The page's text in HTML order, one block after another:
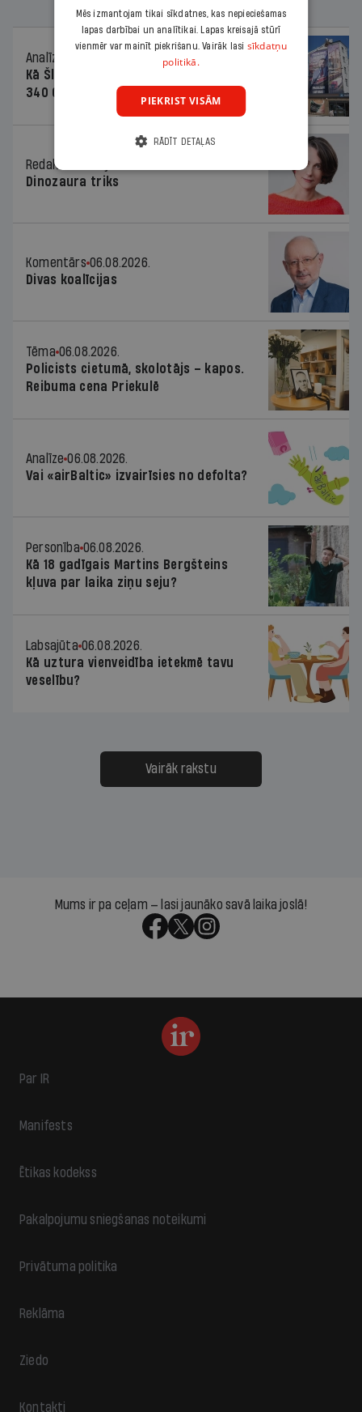
Analīze
Kā Šlesera partija palika nesodīta par
340 000 vērtu reklāmas kampaņu
Redaktores sleja
Dinozaura triks
Komentārs 06.08.2026.
Divas koalīcijas
Tēma 06.08.2026.
Policists cietumā, skolotājs – kapos.
Reibuma cena Priekulē
Analīze 06.08.2026.
Vai «airBaltic» izvairīsies no defolta?
Personība 06.08.2026.
Kā 18 gadīgais Martins Bergšteins
kļuva par laika ziņu seju?
Labsajūta 06.08.2026.
Kā uztura vienveidība ietekmē tavu
veselību?
Vairāk rakstu
Mums ir pa ceļam — lasi jaunāko savā laika joslā!
Par IR
Manifests
Ētikas kodekss
Pakalpojumu sniegšanas noteikumi
Privātuma politika
Reklāma
Ziedo
Kontakti
Mēs izmantojam tikai sīkdatnes, kas nepieciešamas
lapas darbībai un analītikai. Lapas kreisajā stūrī
vienmēr var mainīt piekrišanu. Vairāk lasi sīkdatņu
politikā.
PIEKRIST VISĀM
RĀDĪT DETAĻAS